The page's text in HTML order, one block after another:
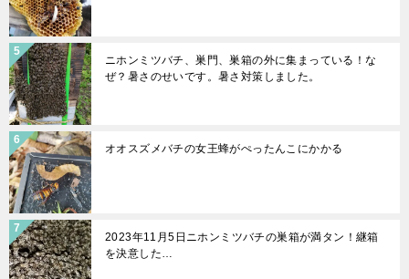
ニホンミツバチ、巣門、巣箱の外に集まっている！な
ぜ？暑さのせいです。暑さ対策しました。
オオスズメバチの女王蜂がぺったんこにかかる
2023年11月5日ニホンミツバチの巣箱が満タン！継箱
を決意した…